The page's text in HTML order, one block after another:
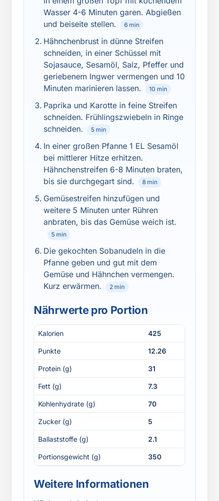
Wasser 4-6 Minuten garen. Abgießen
und beiseite stellen.
6 min
Hähnchenbrust in dünne Streifen
schneiden, in einer Schüssel mit
Sojasauce, Sesamöl, Salz, Pfeffer und
geriebenem Ingwer vermengen und 10
Minuten marinieren lassen.
10 min
Paprika und Karotte in feine Streifen
schneiden. Frühlingszwiebeln in Ringe
schneiden.
5 min
In einer großen Pfanne 1 EL Sesamöl
bei mittlerer Hitze erhitzen.
Hähnchenstreifen 6-8 Minuten braten,
bis sie durchgegart sind.
8 min
Gemüsestreifen hinzufügen und
weitere 5 Minuten unter Rühren
anbraten, bis das Gemüse weich ist.
5 min
Die gekochten Sobanudeln in die
Pfanne geben und gut mit dem
Gemüse und Hähnchen vermengen.
Kurz erwärmen.
2 min
Nährwerte pro Portion
Kalorien 425
Punkte 12.26
Protein (g) 31
Fett (g) 7.3
Kohlenhydrate (g) 70
Zucker (g) 5
Ballaststoffe (g) 2.1
Portionsgewicht (g) 350
Weitere Informationen